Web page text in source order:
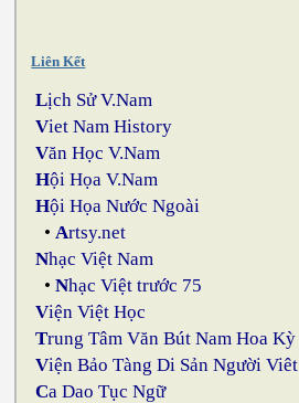
Liên Kết
Lịch Sử V.Nam
Viet Nam History
Văn Học V.Nam
Hội Họa V.Nam
Hội Họa Nước Ngoài
•Artsy.net
Nhạc Việt Nam
•Nhạc Việt trước 75
Viện Việt Học
Trung Tâm Văn Bút Nam Hoa Kỳ
Viện Bảo Tàng Di Sản Người Viêt
Ca Dao Tục Ngữ